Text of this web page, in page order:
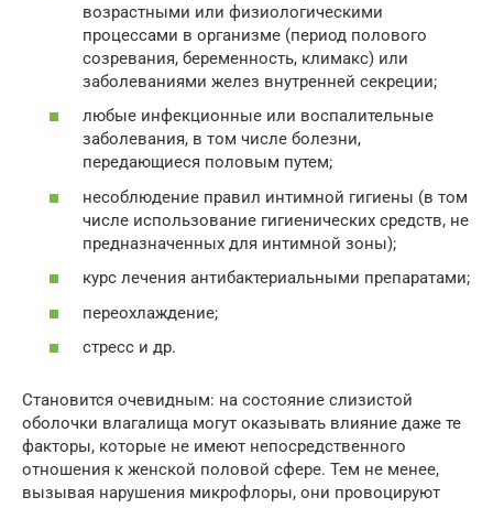
возрастными или физиологическими
процессами в организме (период полового
созревания, беременность, климакс) или
заболеваниями желез внутренней секреции;
любые инфекционные или воспалительные
заболевания, в том числе болезни,
передающиеся половым путем;
несоблюдение правил интимной гигиены (в том
числе использование гигиенических средств, не
предназначенных для интимной зоны);
курс лечения антибактериальными препаратами;
переохлаждение;
стресс и др.
Становится очевидным: на состояние слизистой
оболочки влагалища могут оказывать влияние даже те
факторы, которые не имеют непосредственного
отношения к женской половой сфере. Тем не менее,
вызывая нарушения микрофлоры, они провоцируют